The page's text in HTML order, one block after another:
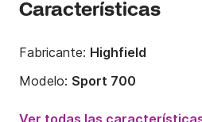
Características
Fabricante: Highfield
Modelo: Sport 700
225CV